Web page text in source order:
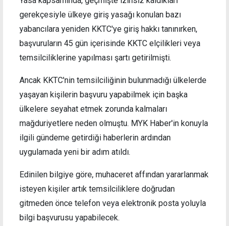
gerekçesiyle ülkeye giriş yasağı konulan bazı
yabancılara yeniden KKTC'ye giriş hakkı tanınırken,
başvuruların 45 gün içerisinde KKTC elçilikleri veya
temsilciliklerine yapılması şartı getirilmişti.
Ancak KKTC'nin temsilciliğinin bulunmadığı ülkelerde
yaşayan kişilerin başvuru yapabilmek için başka
ülkelere seyahat etmek zorunda kalmaları
mağduriyetlere neden olmuştu. MYK Haber'in konuyla
ilgili gündeme getirdiği haberlerin ardından
uygulamada yeni bir adım atıldı.
Edinilen bilgiye göre, muhaceret affından yararlanmak
isteyen kişiler artık temsilciliklere doğrudan
gitmeden önce telefon veya elektronik posta yoluyla
bilgi başvurusu yapabilecek.